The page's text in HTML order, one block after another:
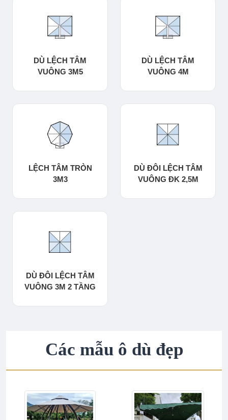
DÙ LỆCH TÂM
VUÔNG 3M5
DÙ LỆCH TÂM
VUÔNG 4M
LỆCH TÂM TRÒN
3M3
DÙ ĐÔI LỆCH TÂM
VUÔNG ĐK 2,5M
DÙ ĐÔI LỆCH TÂM
VUÔNG 3M 2 TẦNG
Các mẫu ô dù đẹp